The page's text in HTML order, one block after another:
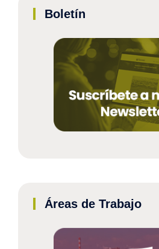
Boletín
Áreas de Trabajo